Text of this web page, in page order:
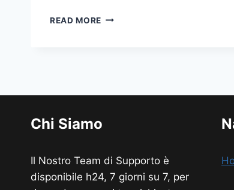
READ MORE ELETTRICISTA
Chi Siamo
Il Nostro Team di Supporto è
disponibile h24, 7 giorni su 7, per